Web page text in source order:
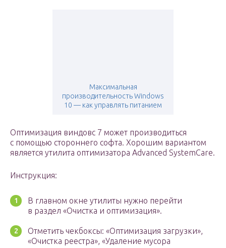
Максимальная
производительность Windows
10 — как управлять питанием
Оптимизация виндовс 7 может производиться
с помощью стороннего софта. Хорошим вариантом
является утилита оптимизатора Advanced SystemCare.
Инструкция:
В главном окне утилиты нужно перейти
в раздел «Очистка и оптимизация».
Отметить чекбоксы: «Оптимизация загрузки»,
«Очистка реестра», «Удаление мусора